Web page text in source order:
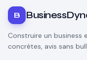
B
Construire un business
concrètes, avis sans